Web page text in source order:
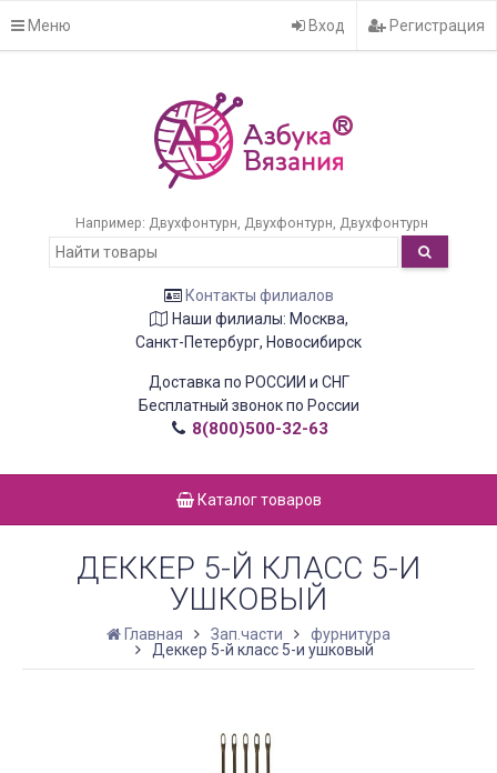
Меню Вход Регистрация
Например: Двухфонтурн Двухфонтурн Двухфонтурн
Контакты филиалов
Наши филиалы: Москва,
Санкт-Петербург, Новосибирск
Доставка по РОССИИ и СНГ
Бесплатный звонок по России
8(800)500-32-63
Каталог товаров
ДЕККЕР 5-Й КЛАСС 5-И
УШКОВЫЙ
Главная Зап.части
фурнитура
Деккер 5-й класс 5-и ушковый